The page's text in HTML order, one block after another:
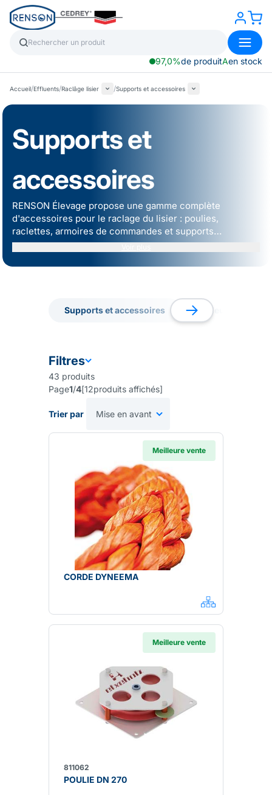
97,0%de produitAen stock
Accueil/Effluents/Raclâge lisier /Supports et accessoires
Supports et
accessoires
RENSON Élevage propose une gamme complète
d'accessoires pour le raclage du lisier : poulies,
raclettes, armoires de commandes et supports
s'adaptant à tous types de configurations.
Supports et accessoires
Râcleurs
Râcleurs
Filtres
43 produits
Page1/4[12produits affichés]
Trier par
Meilleure vente
CORDE DYNEEMA
Meilleure vente
811062
POULIE DN 270